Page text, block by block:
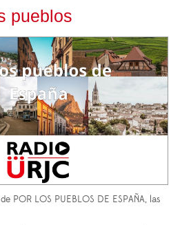
pueblos
POR LOS PUEBLOS DE ESPAÑA, las